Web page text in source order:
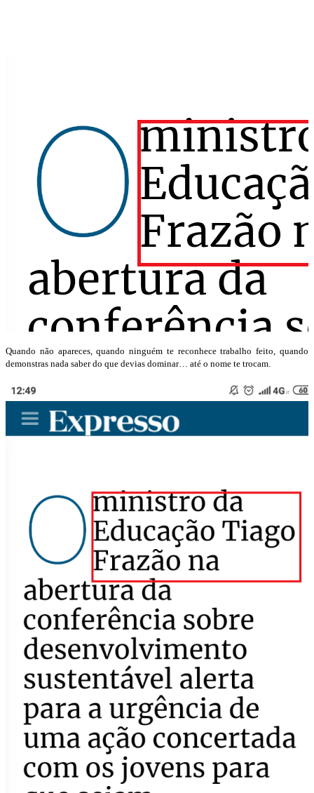
Quando não apareces, quando ninguém te reconhece trabalho feito, quando
demonstras nada saber do que devias dominar… até o nome te trocam.